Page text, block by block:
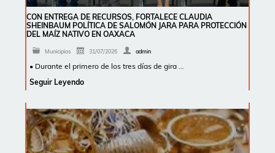
CON ENTREGA DE RECURSOS, FORTALECE CLAUDIA
SHEINBAUM POLÍTICA DE SALOMÓN JARA PARA PROTECCIÓN
DEL MAÍZ NATIVO EN OAXACA
Municipios 31/07/2026 admin
• Durante el primero de los tres días de gira …
Seguir Leyendo